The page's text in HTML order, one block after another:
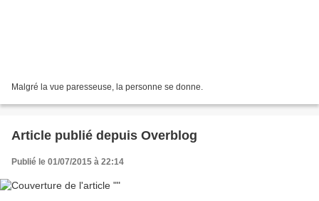
Malgré la vue paresseuse, la personne se donne.
Article publié depuis Overblog
Publié le 01/07/2015 à 22:14